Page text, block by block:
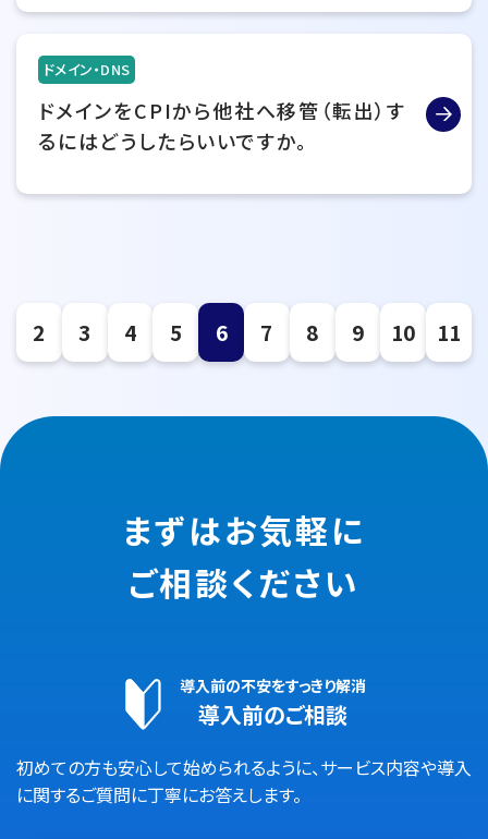
ドメイン・DNS
ドメインをCPIから他社へ移管（転出）す
るにはどうしたらいいですか。
2 3 4 5 6 7 8 9 10 11
まずはお気軽に
ご相談ください
導入前の不安をすっきり解消
導入前のご相談
初めての方も安心して始められるように、サービス内容や導入
に関するご質問に丁寧にお答えします。